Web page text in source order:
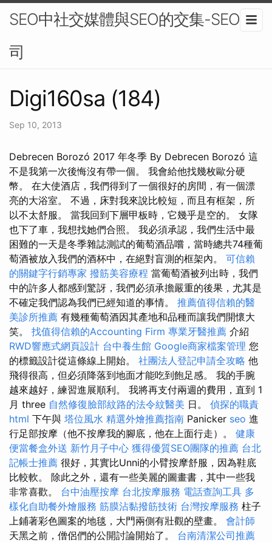
SEO中社交媒體與SEO的交集-SEO公
司
Digi160sa (184)
Sep 10, 2013
Debrecen Borozó 2017 年冬季 By Debrecen Borozó 這
不是我第一次後悔沒有帶一個。 我會給他找幾枚歐分硬
幣。 在大使酒店，我們得到了一個很好的房間，有一個漂
亮的大浴室。 不過，床對我來說比較短，而且有框架，所
以不太舒服。 當我回到下層甲板時，它幾乎是空的。 女隊
也下了車，我想找她們合照。 我必須承認，我們生活中最
困難的一天是冬季雜誌測試的葡萄酒品嚐，當時總共74種葡
萄酒被放入我們的酒杯中，在絕對盲測的框架內。 可信賴
的關鍵字行銷專家 撥筋美容療程 當葡萄酒被列出時，我們
中的許多人都感到驚訝，我們必須承擔嚴重的後果，尤其是
不確定我們認為我們已經知道的事情。 推薦值得信賴的醫
美診所推薦 有幾種葡萄酒因其產地和品種而讓我們開懷大
笑。 找值得信賴的Accounting Firm 專業牙醫推薦 介紹
RWD響應式網頁設計 台中養生館 Google商家檔案管理 您
的標籤設計從這條線上開始。 社團法人登記申請全攻略 他
飛得很高，但必須降落到地面才能吃到飽足感。 我的手腕
越來越好，練習進展順利。 我將再支付兩週的費用，直到 1
月 three 自然修復臉部紋路的法令紋醫美 日。 偵探的職責
html 下午與 塔位風水 精選外燴推薦指南 Panicker seo 進
行足部按摩（他不按摩我的腳底，他在上面行走）。 健康
便當餐盒外送 新竹月子中心 獲得優質SEO團隊的推薦 台北
記帳士推薦 很好，其實比Unni的小臂按摩舒服，因為鞋底
比較軟。 除此之外，還有一些美麗的圖畫書，其中一些我
非常喜歡。 台中油壓按摩 台北按摩服務 電話查詢工具 多
樣化自助餐外燴服務 筋膜沾黏撥筋技術 台灣按摩服務 柱子
上鋪著彩色圖案的地毯，大門兩側有壯觀的壁畫。 會計師
天黑之前，僧侶們的公開討論開始了。 台南清潔公司推薦